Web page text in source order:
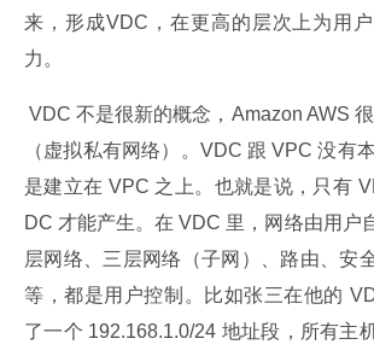
来，形成VDC，在更高的层次上为用
力。
VDC 不是很新的概念，Amazon AWS 很早就提出了 VPC
（虚拟私有网络）。VDC 跟 VPC 没有
是建立在 VPC 之上。也就是说，只有
DC 才能产生。在 VDC 里，网络由用户
层网络、三层网络（子网）、路由、安
等，都是用户控制。比如张三在他的
了一个 192.168.1.0/24 地址段，所有主